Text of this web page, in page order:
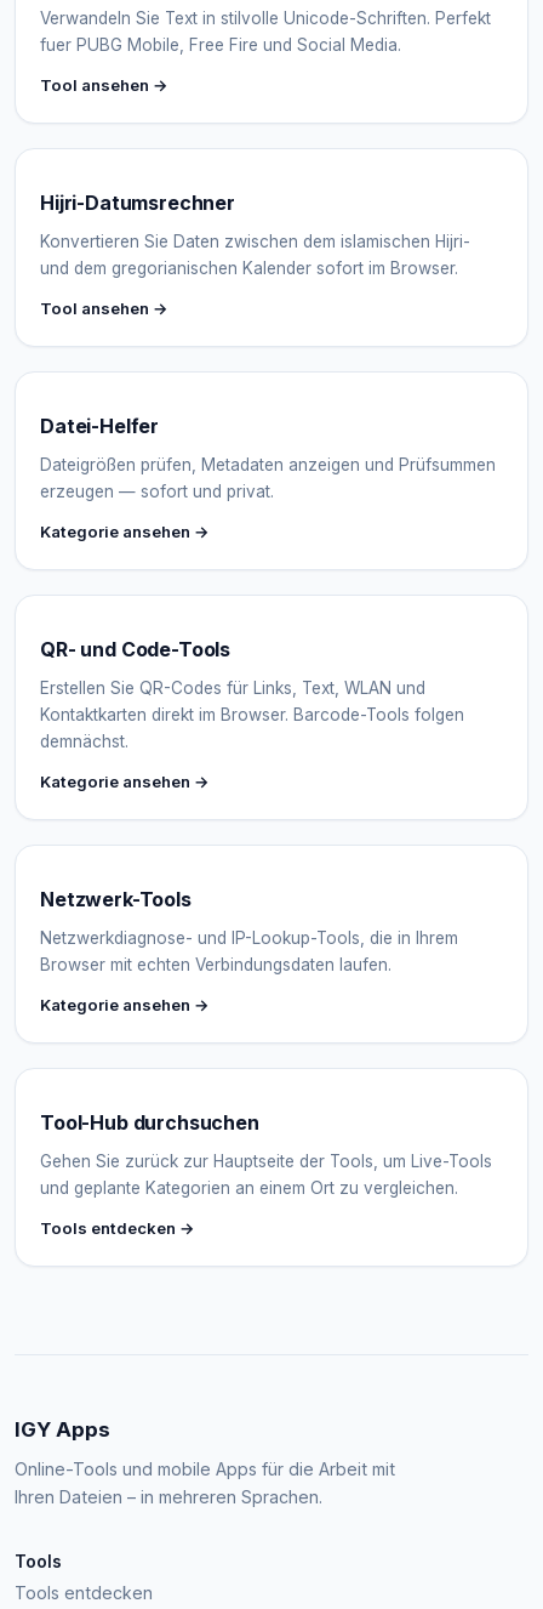
Verwandeln Sie Text in stilvolle Unicode-Schriften. Perfekt
fuer PUBG Mobile, Free Fire und Social Media.
Tool ansehen →
Hijri-Datumsrechner
Konvertieren Sie Daten zwischen dem islamischen Hijri-
und dem gregorianischen Kalender sofort im Browser.
Tool ansehen →
Datei-Helfer
Dateigrößen prüfen, Metadaten anzeigen und Prüfsummen
erzeugen — sofort und privat.
Kategorie ansehen →
QR- und Code-Tools
Erstellen Sie QR-Codes für Links, Text, WLAN und
Kontaktkarten direkt im Browser. Barcode-Tools folgen
demnächst.
Kategorie ansehen →
Netzwerk-Tools
Netzwerkdiagnose- und IP-Lookup-Tools, die in Ihrem
Browser mit echten Verbindungsdaten laufen.
Kategorie ansehen →
Tool-Hub durchsuchen
Gehen Sie zurück zur Hauptseite der Tools, um Live-Tools
und geplante Kategorien an einem Ort zu vergleichen.
Tools entdecken →
IGY Apps
Online-Tools und mobile Apps für die Arbeit mit
Ihren Dateien – in mehreren Sprachen.
Tools
Tools entdecken